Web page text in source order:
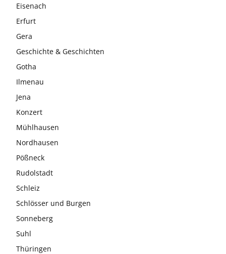
Eisenach
Erfurt
Gera
Geschichte & Geschichten
Gotha
Ilmenau
Jena
Konzert
Mühlhausen
Nordhausen
Pößneck
Rudolstadt
Schleiz
Schlösser und Burgen
Sonneberg
Suhl
Thüringen